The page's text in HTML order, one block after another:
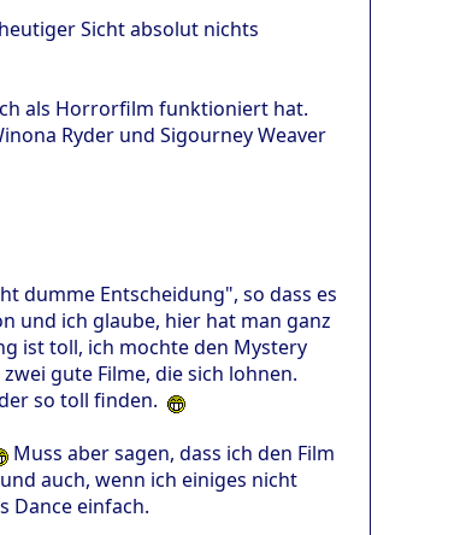
Sicht absolut nichts
als Horrorfilm funktioniert hat.
Ryder und Sigourney Weaver
dumme Entscheidung", so dass es
und ich glaube, hier hat man ganz
ist toll, ich mochte den Mystery
gute Filme, die sich lohnen.
so toll finden.
Muss aber sagen, dass ich den Film
auch, wenn ich einiges nicht
Dance einfach.